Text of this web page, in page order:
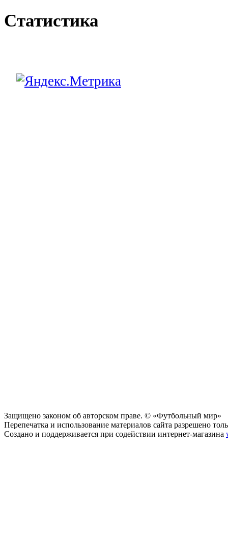
Статистика
Защищено законом об авторском праве. © «Футбольный мир»
Перепечатка и использование материалов сайта разрешено
Создано и поддерживается при содействии интернет-магазина